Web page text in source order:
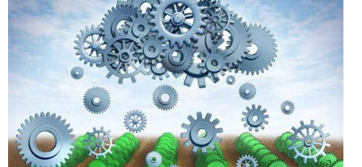
техническим критериям для одобрения, не
противоречит принципу достоверного
представления и его принятие послужит
общественному благу.